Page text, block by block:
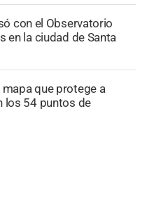
con el Observatorio
en la ciudad de Santa
mapa que protege a
los 54 puntos de